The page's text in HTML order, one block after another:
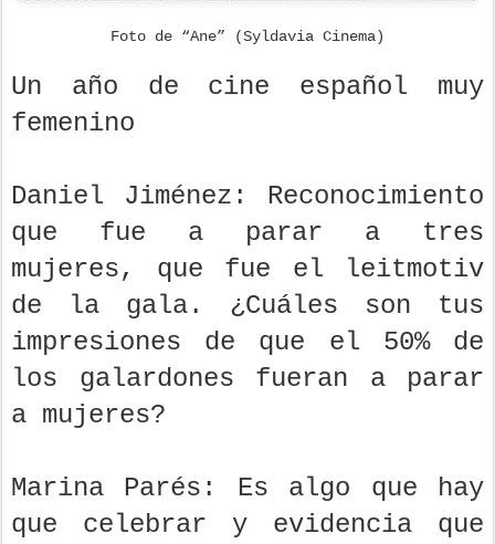
Foto de “Ane” (Syldavia Cinema)
Un año de cine español muy
femenino
Daniel Jiménez: Reconocimiento
que fue a parar a tres
mujeres, que fue el leitmotiv
de la gala. ¿Cuáles son tus
impresiones de que el 50% de
los galardones fueran a parar
a mujeres?
Marina Parés: Es algo que hay
que celebrar y evidencia que